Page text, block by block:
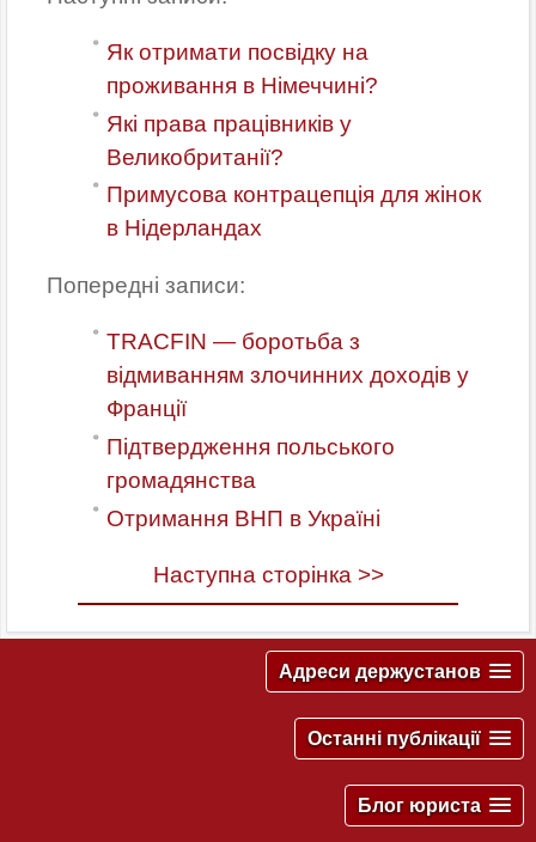
Як отримати посвідку на
проживання в Німеччині?
Які права працівників у
Великобританії?
Примусова контрацепція для жінок
в Нідерландах
Попередні записи:
TRACFIN — боротьба з
відмиванням злочинних доходів у
Франції
Підтвердження польського
громадянства
Отримання ВНП в Україні
Наступна сторінка >>
Адреси держустанов
Останні публікації
Блог юриста